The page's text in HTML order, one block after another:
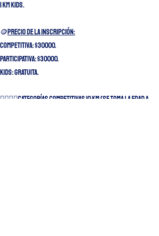
1 km kids.
🪙PRECIO DE LA INSCRIPCIÓN:
Competitiva: $30000.
Participativa: $30000.
KIDS: GRATUITA.
🏃‍♂️🏃‍♀️CATEGORÍAS COMPETITIVAS 10 KM (se toma la edad a